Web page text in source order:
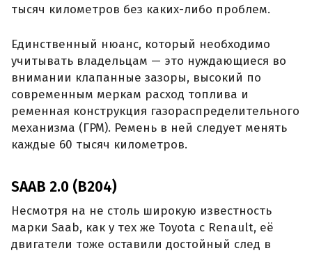
тысяч километров без каких-либо проблем.
Единственный нюанс, который необходимо
учитывать владельцам — это нуждающиеся во
внимании клапанные зазоры, высокий по
современным меркам расход топлива и
ременная конструкция газораспределительного
механизма (ГРМ). Ремень в ней следует менять
каждые 60 тысяч километров.
SAAB 2.0 (B204)
Несмотря на не столь широкую известность
марки Saab, как у тех же Toyota с Renault, её
двигатели тоже оставили достойный след в